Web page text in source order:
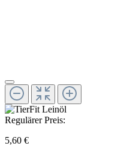
Regulärer Preis:
5,60 €